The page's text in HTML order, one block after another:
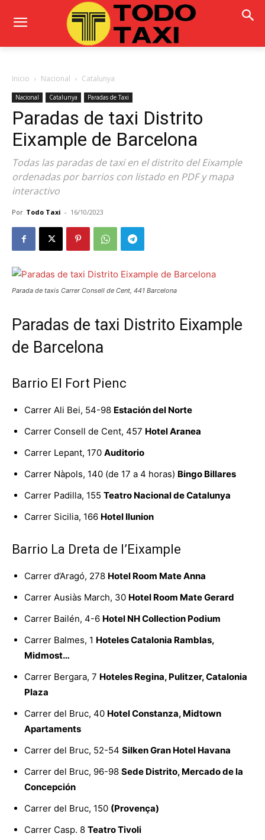
Inicio Nacional Catalunya
Nacional Catalunya Paradas de Taxi
Paradas de taxi Distrito
Eixample de Barcelona
Todas las paradas de taxi en el distrito del Eixample
ordenadas por barrios con listado en PDF y mapa
interactivo
Por Todo Taxi - 16/10/2023
Parada de taxis Carrer Consell de Cent, 441 Barcelona
Paradas de taxi Distrito Eixample
de Barcelona
Barrio El Fort Pienc
Carrer Ali Bei, 54-98 Estación del Norte
Carrer Consell de Cent, 457 Hotel Aranea
Carrer Lepant, 170 Auditorio
Carrer Nàpols, 140 (de 17 a 4 horas) Bingo Billares
Carrer Padilla, 155 Teatro Nacional de Catalunya
Carrer Sicilia, 166 Hotel Ilunion
Barrio La Dreta de l’Eixample
Carrer d’Aragó, 278 Hotel Room Mate Anna
Carrer Ausiàs March, 30 Hotel Room Mate Gerard
Carrer Bailén, 4-6 Hotel NH Collection Podium
Carrer Balmes, 1 Hoteles Catalonia Ramblas,
Midmost…
Carrer Bergara, 7 Hoteles Regina, Pulitzer, Catalonia
Plaza
Carrer del Bruc, 40 Hotel Constanza, Midtown
Apartaments
Carrer del Bruc, 52-54 Silken Gran Hotel Havana
Carrer del Bruc, 96-98 Sede Distrito, Mercado de la
Concepción
Carrer del Bruc, 150 (Provença)
Carrer Casp. 8 Teatro Tivoli